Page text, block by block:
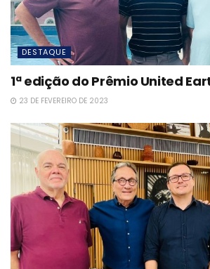
DESTAQUE
1ª edição do Prêmio United
23 DE FEVEREIRO DE 2023